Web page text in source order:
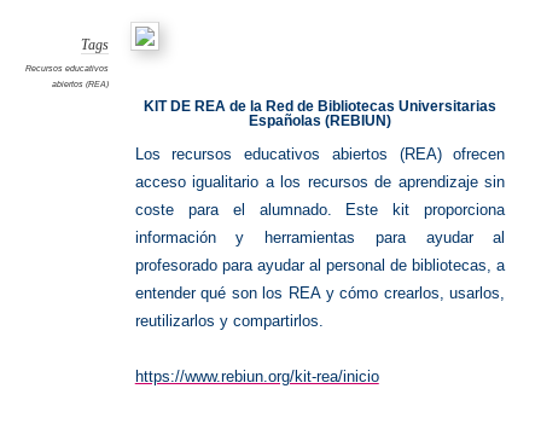
Tags
Recursos educativos
abiertos (REA)
KIT DE REA de la Red de Bibliotecas Universitarias
Españolas (REBIUN)
Los recursos educativos abiertos (REA) ofrecen
acceso igualitario a los recursos de aprendizaje sin
coste para el alumnado.
Este kit proporciona
información y herramientas para ayudar al
profesorado para ayudar al personal de bibliotecas, a
entender qué son los REA y cómo crearlos, usarlos,
reutilizarlos y compartirlos.
https://www.rebiun.org/kit-rea/inicio